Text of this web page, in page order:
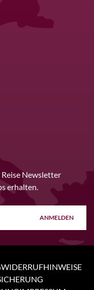
Newsletter
erhalten.
ANMELDEN
WIDERRUFHINWEISE